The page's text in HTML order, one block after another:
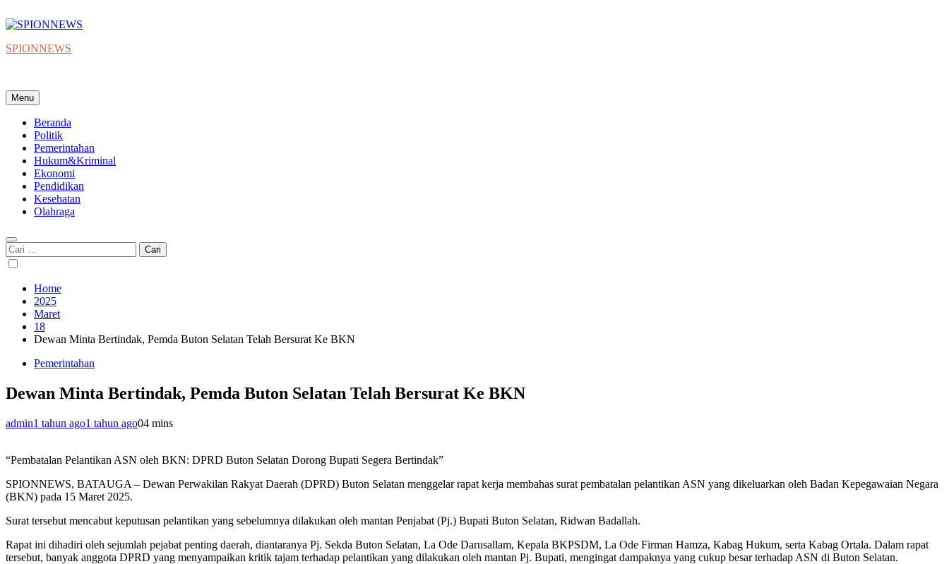
to
SPIONNEWS
Menu
Beranda
Politik
Pemerintahan
Hukum&Kriminal
Ekonomi
Pendidikan
Kesehatan
Olahraga
Cari
untuk:
Home
2025
Maret
18
Dewan Minta Bertindak, Pemda Buton Selatan Telah Bersurat Ke BKN
Pemerintahan
Dewan Minta Bertindak, Pemda Buton Selatan Telah Bersurat Ke BKN
admin1 tahun ago1 tahun ago04 mins
“Pembatalan Pelantikan ASN oleh BKN: DPRD Buton Selatan Dorong Bupati Segera Bertindak”
SPIONNEWS, BATAUGA – Dewan Perwakilan Rakyat Daerah (DPRD) Buton Selatan menggelar rapat kerja membahas surat pembatalan pelantikan ASN yang dikeluarkan oleh Badan Kepegawaian Negara
(BKN) pada 15 Maret 2025.
Surat tersebut mencabut keputusan pelantikan yang sebelumnya dilakukan oleh mantan Penjabat (Pj.) Bupati Buton Selatan, Ridwan Badallah.
Rapat ini dihadiri oleh sejumlah pejabat penting daerah, diantaranya Pj. Sekda Buton Selatan, La Ode Darusallam, Kepala BKPSDM, La Ode Firman Hamza, Kabag Hukum, serta Kabag Ortala. Dalam rapat
tersebut, banyak anggota DPRD yang menyampaikan kritik tajam terhadap pelantikan yang dilakukan oleh mantan Pj. Bupati, mengingat dampaknya yang cukup besar terhadap ASN di Buton Selatan.